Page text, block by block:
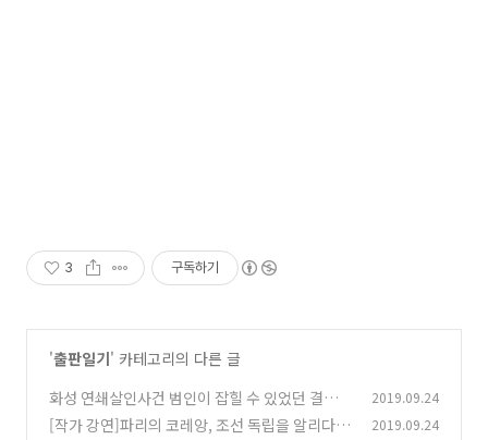
3 구독하기
'출판일기' 카테고리의 다른 글
화성 연쇄살인사건 범인이 잡힐 수 있었던 결정적
인 이유는? (0)
2019.09.24
[작가 강연]파리의 코레앙, 조선 독립을 알리다 2019.09.24